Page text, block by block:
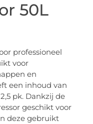
50L
professioneel
voor
en
een inhoud van
pk. Dankzij de
geschikt voor
deze gebruikt